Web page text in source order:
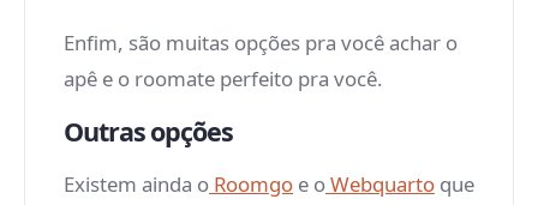
Enfim, são muitas opções pra você achar o
apê e o roomate perfeito pra você.
Outras opções
Existem ainda o Roomgo e oWebquarto que